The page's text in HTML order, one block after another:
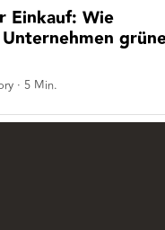
Einkauf: Wie
· 5 Min.